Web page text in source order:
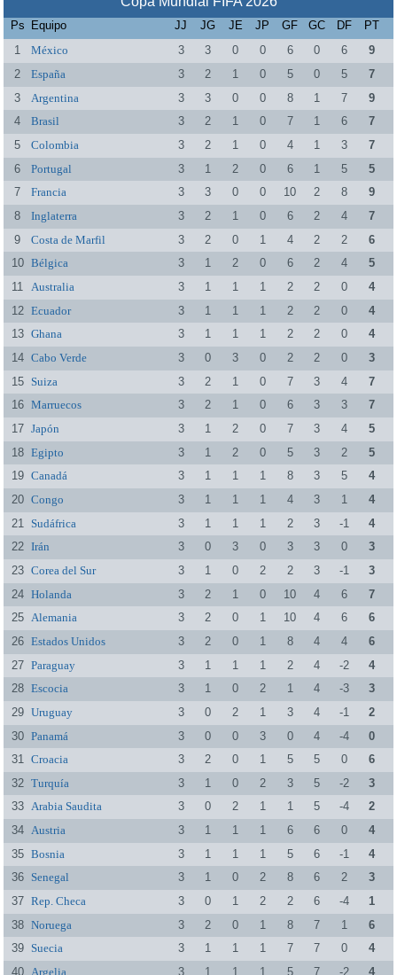
Ps Equipo JJ JG JE JP GF GC DF
PT
1
México 3 3 0 0 6 0 6
9
2
España 3 2 1 0 5 0 5
7
3
Argentina 3 3 0 0 8 1 7
9
4
Brasil 3 2 1 0 7 1 6
7
5
Colombia 3 2 1 0 4 1 3
7
6
Portugal 3 1 2 0 6 1 5
5
7
Francia 3 3 0 0 10 2 8
9
8
Inglaterra 3 2 1 0 6 2 4
7
9
Costa de Marfil 3 2 0 1 4 2 2
6
10 Bélgica 3 1 2 0 6 2 4
5
11
Australia 3 1 1 1 2 2 0
4
12 Ecuador 3 1 1 1 2 2 0
4
13 Ghana 3 1 1 1 2 2 0
4
14 Cabo Verde 3 0 3 0 2 2 0
3
15 Suiza 3 2 1 0 7 3 4
7
16 Marruecos 3 2 1 0 6 3 3
7
17 Japón 3 1 2 0 7 3 4
5
18 Egipto 3 1 2 0 5 3 2
5
19 Canadá 3 1 1 1 8 3 5
4
20 Congo 3 1 1 1 4 3 1
4
21
Sudáfrica 3 1 1 1 2 3 -1
4
22 Irán 3 0 3 0 3 3 0
3
23 Corea del Sur 3 1 0 2 2 3 -1
3
24 Holanda 3 2 1 0 10 4 6
7
25 Alemania 3 2 0 1 10 4 6
6
26 Estados Unidos 3 2 0 1 8 4 4
6
27 Paraguay 3 1 1 1 2 4 -2
4
28 Escocia 3 1 0 2 1 4 -3
3
29 Uruguay 3 0 2 1 3 4 -1
2
30 Panamá 3 0 0 3 0 4 -4
0
31 Croacia 3 2 0 1 5 5 0
6
32 Turquía 3 1 0 2 3 5 -2
3
33 Arabia Saudita 3 0 2 1 1 5 -4
2
34 Austria 3 1 1 1 6 6 0
4
35 Bosnia 3 1 1 1 5 6 -1
4
36
Senegal 3 1 0 2 8 6 2
3
37 Rep. Checa 3 0 1 2 2 6 -4
1
38 Noruega 3 2 0 1 8 7 1
6
39 Suecia 3 1 1 1 7 7 0
4
40
Argelia 3 1 1 1 5 7 -2 4